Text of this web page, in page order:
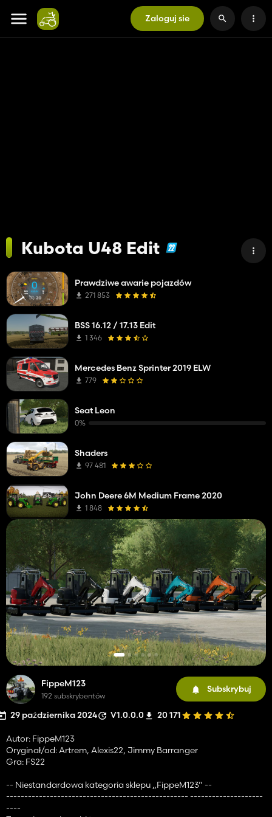
Zaloguj sie
Kubota U48 Edit
FippeM123
192 subskrybentów
Subskrybuj
29 października 2024 V1.0.0.0 20 171
Autor: FippeM123
Oryginał/od: Artrem, Alexis22, Jimmy Barranger
Gra: FS22
-- Niestandardowa kategoria sklepu „FippeM123” --
-------------------------------------------------- --------------------
----
Prawdziwe awarie pojazdów
271 853
BSS 16.12 / 17.13 Edit
1 346
Mercedes Benz Sprinter 2019 ELW
779
Seat Leon
0%
Shaders
97 481
John Deere 6M Medium Frame 2020
1 848